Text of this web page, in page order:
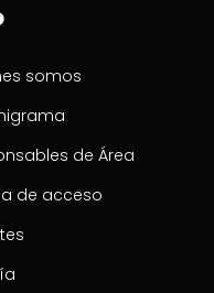
somos
de Área
de acceso